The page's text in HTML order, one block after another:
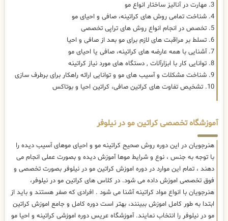
3. مهارت در آنالیز ساختار انواع مو
4. شناخت تمامی روش های کراتینه، صافی و احیای مو
5. تخصص در انجام انواع روش های تراپی تخصصی
6. تسلط بر مراقبت های لازم برای مو بعد از صافی و احیا
7. آشنایی با همه عارضه های کراتینه، صافی یا احیای مو
8. توانایی کار با ابزارآلات , دستگاه های مورد نیاز کراتینه
9. شناخت مشکلات و آسیب های مو و توانایی ارائه راهکار برای برطرف سازی
10. تشخیص تفاوت های کراتین صافی، کراتین احیا و بوتاکس
آموزشگاه تخصصی کراتین مو در نیلوفر
هنرجویان در این دوره روش صحیح کراتینه مو و احیای موهای آسیب دیده را
با توجه به جنس ، نوع و شرایط موها آموزش دیده و بصورت عملی انجام می
دهند ، تمام این موارد در دوره اموزش کراتین مو در نیلوفر بصورت تخصصی و
فوق تخصصی اموزش داده می شود. در کلاس های کراتین مو در نیلوفر،
هنرجویان با انواع مواد کراتینه آشنا می شود . افرادی که صفر هستند و باید از
ابتدا به طور کامل اموزش ببینند، بهتر است دوره کامل و جامع اموزش کراتین
مو در نیلوفر را انتخاب نمایند. آموزشگاه عریس دوره اموزشی کراتینه و احیا مو